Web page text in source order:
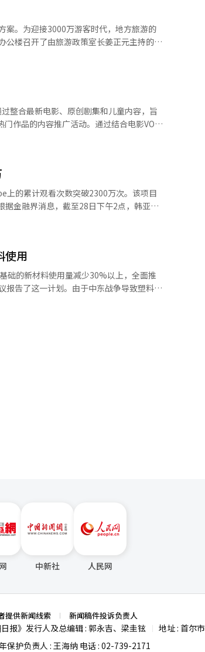
季特需的期待有限。中东地缘政治风险、
金周的到来和政府逐步发放的“高油价补
折扣券和积分活动。大型超市则加强了K-
线下渠道期待通过补贴支付提升实际购买
和因高油价补贴而增加的本地需求，不仅
。为迎接3000万游客时代，地方旅游的
公楼召开了由旅游政策室长姜正元主持的全
提出的“韩国旅游大转型及地方旅游大跃
积极发掘地方特色旅游内容。会议重点讨
目绩效管理制度、韩国名胜发掘及杜绝宰
听取了各地方政府在政策执行过程中遇到
姜正元表示，“3000万游客时代的关键在
略会议提升为总统直属机构，文体部将与
整合最新电影、原创剧集和儿童内容，旨
作品的内容推广活动。通过结合电影VOD
的客户提供优惠。4月29日至5月5日期
原创内容的使用率。在内容安排方面，针
热门作品和剧集，方便用户选择。儿童服
活动。4月30日至5月7日期间，免费提供
活动也包括在内。儿童节假期期间，在首
日，将在首尔市政厅前广场与首尔户外图
户。KT Gini TV将为新订阅客户提供首月
富的内容和优惠，未来将继续扩大差异
与编辑。
上的累计观看次数突破2300万次。该项目
金融界消息，截至28日下午2点，韩亚金
万次。加上预告片和品牌影片等，相
了韩亚集团的主要产品和服务。由于豪华
媒体上扩散。通过YouTube Shorts等二次
内容营销提升品牌亲和力，摆脱传统电视
》证明了综艺内容与明星营销结合的可能
通过趣味性和话题性让消费者体验品牌。
使用
础的新材料使用量减少30%以上，全面推
告了这一计划。由于中东战争导致塑料原
产业竞争力。扩大再生原料使用，减少新
措施。塑料产品的减少政策也将加强。政
用纸张等替代品。外卖容器和快递包装也
过度包装以减少塑料使用。难以回收或妨
”他强调，将强有力且迅速地推进源头减量
中新社 人民网
提供新闻线索 新闻稿件投诉负责人
日报》发行人及总编辑 : 郭永吉、梁圭铉
地址 : 首尔市
保护负责人 : 王海纳 电话 : 02-739-2171